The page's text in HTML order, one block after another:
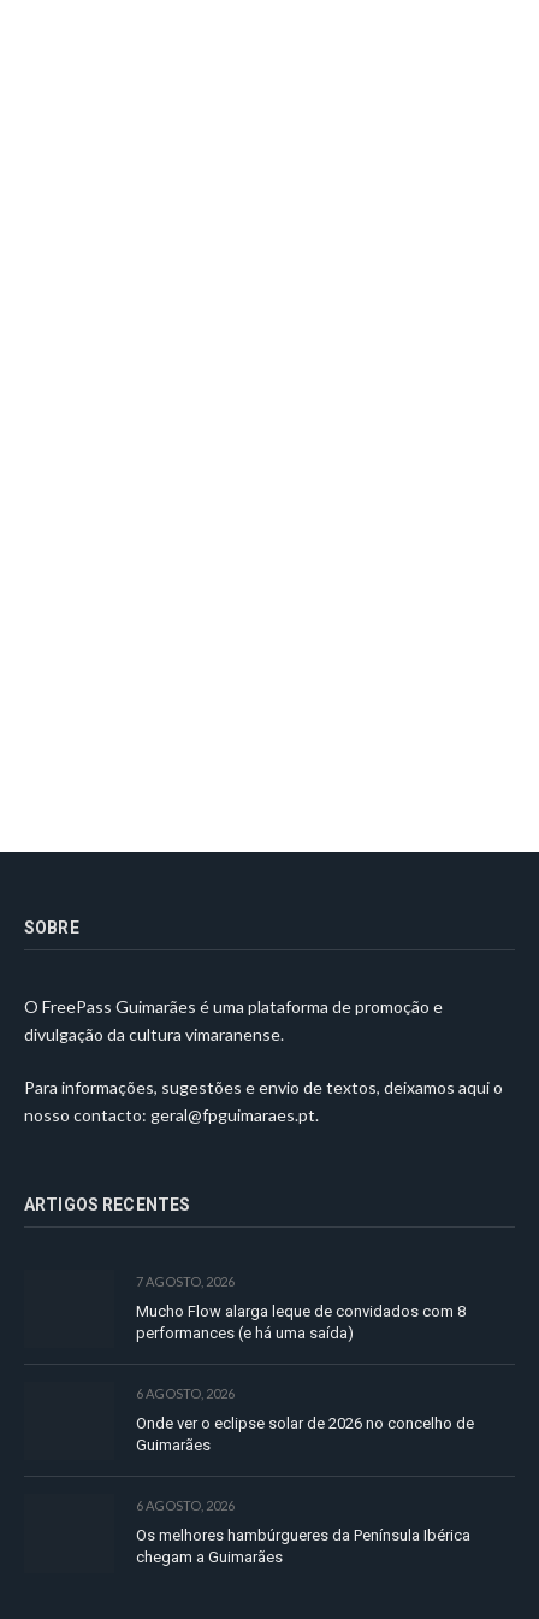
SOBRE
O FreePass Guimarães é uma plataforma de promoção e
divulgação da cultura vimaranense.
Para informações, sugestões e envio de textos, deixamos aqui o
nosso contacto: geral@fpguimaraes.pt.
ARTIGOS RECENTES
7 AGOSTO, 2026
Mucho Flow alarga leque de convidados com 8
performances (e há uma saída)
6 AGOSTO, 2026
Onde ver o eclipse solar de 2026 no concelho de
Guimarães
6 AGOSTO, 2026
Os melhores hambúrgueres da Península Ibérica
chegam a Guimarães